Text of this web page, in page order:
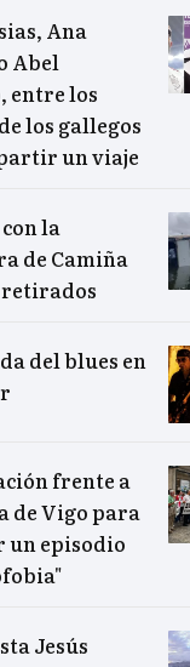
Ana
Abel
entre los
los gallegos
un viaje
la
de Camiña
del blues en
frente a
de Vigo para
un episodio
Jesús